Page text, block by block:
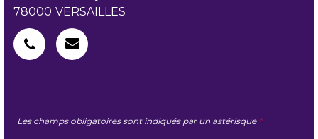
78000 VERSAILLES
Les champs obligatoires sont indiqués par un astérisque *